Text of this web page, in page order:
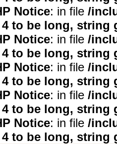
Notice: in file /
4 to be long, string
Notice: in file /
4 to be long, string
Notice: in file /
4 to be long, string
Notice: in file /
4 to be long, string
Notice: in file /
4 to be long, string